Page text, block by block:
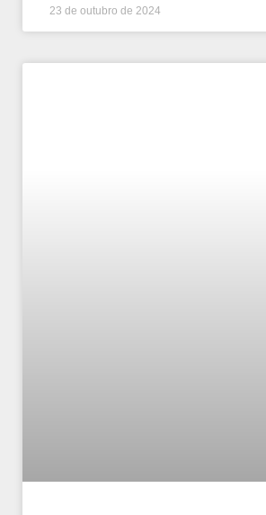
23 de outubro de 2024